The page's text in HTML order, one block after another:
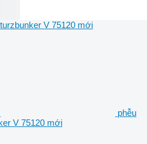
phễu
V 75120 mới